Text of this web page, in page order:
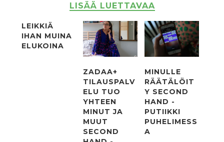
LISÄÄ LUETTAVAA
LEIKKIÄ
IHAN MUINA
ELUKOINA
ZADAA+
TILAUSPALV
ELU TUO
YHTEEN
MINUT JA
MUUT
SECOND
MINULLE
RÄÄTÄLÖIT
Y SECOND
HAND -
PUTIIKKI
PUHELIMESS
A